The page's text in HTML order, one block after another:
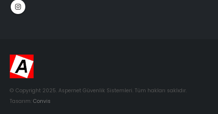
© Copyright 2025. Aspernet Güvenlik Sistemleri. Tüm hakları saklıdır.
Tasarım: Convis